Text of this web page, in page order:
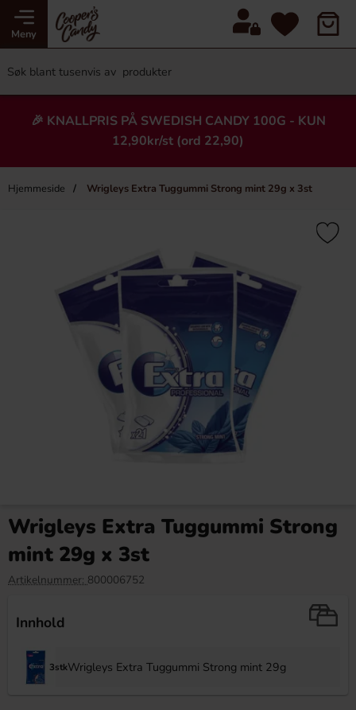
Meny
🎉 KNALLPRIS PÅ SWEDISH CANDY 100G - KUN
12,90kr/st (ord 22,90)
Hjemmeside Wrigleys Extra Tuggummi Strong mint 29g x 3st
×
38.90 kr
Köp
Wrigleys Extra Tuggummi Strong
mint 29g x 3st
Artikelnummer: 800006752
Innhold
3stkWrigleys Extra Tuggummi Strong mint 29g